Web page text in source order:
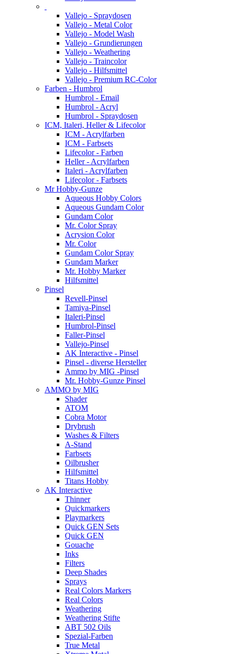
Vallejo - Spraydosen
Vallejo - Metal Color
Vallejo - Model Wash
Vallejo - Grundierungen
Vallejo - Weathering
Vallejo - Traincolor
Vallejo - Hilfsmittel
Vallejo - Premium RC-Color
Farben - Humbrol
Humbrol - Email
Humbrol - Acryl
Humbrol - Spraydosen
ICM, Italeri, Heller & Lifecolor
ICM - Acrylfarben
ICM - Farbsets
Lifecolor - Farben
Heller - Acrylfarben
Italeri - Acrylfarben
Lifecolor - Farbsets
Mr Hobby-Gunze
Aqueous Hobby Colors
Aqueous Gundam Color
Gundam Color
Mr. Color Spray
Acrysion Color
Mr. Color
Gundam Color Spray
Gundam Marker
Mr. Hobby Marker
Hilfsmittel
Pinsel
Revell-Pinsel
Tamiya-Pinsel
Italeri-Pinsel
Humbrol-Pinsel
Faller-Pinsel
Vallejo-Pinsel
AK Interactive - Pinsel
Pinsel - diverse Hersteller
Ammo by MIG -Pinsel
Mr. Hobby-Gunze Pinsel
AMMO by MIG
Shader
ATOM
Cobra Motor
Drybrush
Washes & Filters
A-Stand
Farbsets
Oilbrusher
Hilfsmittel
Titans Hobby
AK Interactive
Thinner
Quickmarkers
Playmarkers
Quick GEN Sets
Quick GEN
Gouache
Inks
Filters
Deep Shades
Sprays
Real Colors Markers
Real Colors
Weathering
Weathering Stifte
ABT 502 Oils
Spezial-Farben
True Metal